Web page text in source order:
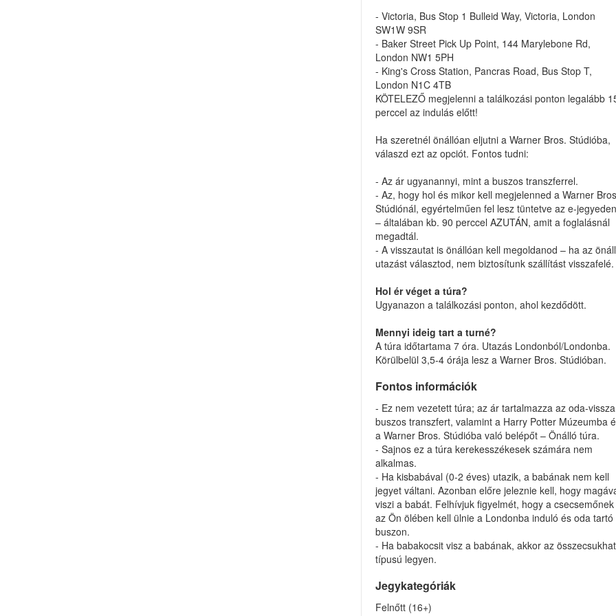
- Victoria, Bus Stop 1 Bulleid Way, Victoria, London
SW1W 9SR
- Baker Street Pick Up Point, 144 Marylebone Rd,
London NW1 5PH
- King's Cross Station, Pancras Road, Bus Stop T,
London N1C 4TB
KÖTELEZŐ megjelenni a találkozási ponton legalább
perccel az indulás előtt!
Ha szeretnél önállóan eljutni a Warner Bros. Stúdióba,
válaszd ezt az opciót. Fontos tudni:
- Az ár ugyanannyi, mint a buszos transzferrel.
- Az, hogy hol és mikor kell megjelenned a Warner
Stúdiónál, egyértelműen fel lesz tüntetve az e-jegyeden
– általában kb. 90 perccel AZUTÁN, amit a foglalásnál
megadtál.
- A visszautat is önállóan kell megoldanod – ha az
utazást választod, nem biztosítunk szállítást visszafelé.
Hol ér véget a túra?
Ugyanazon a találkozási ponton, ahol kezdődött.
Mennyi ideig tart a turné?
A túra időtartama 7 óra. Utazás Londonból/Londonba.
Körülbelül 3,5-4 órája lesz a Warner Bros. Stúdióban.
Fontos információk
- Ez nem vezetett túra; az ár tartalmazza az oda-vissza
buszos transzfert, valamint a Harry Potter Múzeumba
a Warner Bros. Stúdióba való belépőt – Önálló túra.
- Sajnos ez a túra kerekesszékesek számára nem
alkalmas.
- Ha kisbabával (0-2 éves) utazik, a babának nem kell
jegyet váltani. Azonban előre jeleznie kell, hogy
viszi a babát. Felhívjuk figyelmét, hogy a csecsemőnek
az Ön ölében kell ülnie a Londonba induló és oda tartó
buszon.
- Ha babakocsit visz a babának, akkor az
típusú legyen.
Jegykategóriák
Felnőtt (16+)